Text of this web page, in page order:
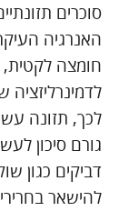
סוכרים
האנרגיה
לכך, תזונה
גורם סיכון
דביקים כגון
להישאר